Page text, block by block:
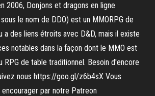
2006, Donjons et dragons en ligne
le nom de DDO) est un MMORPG de
a des liens étroits avec D&D, mais il existe
notables dans la façon dont le MMO est
RPG de table traditionnel. Besoin d'encore
nous https://goo.gl/z6b4sX Vous
par notre Patreon